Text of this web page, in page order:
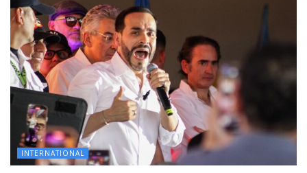
INTERNATIONAL